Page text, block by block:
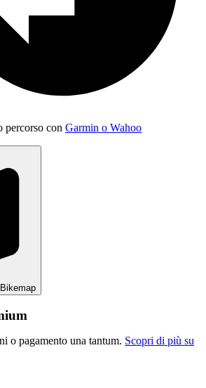
percorso con Garmin o Wahoo
o pagamento una tantum. Scopri di più su